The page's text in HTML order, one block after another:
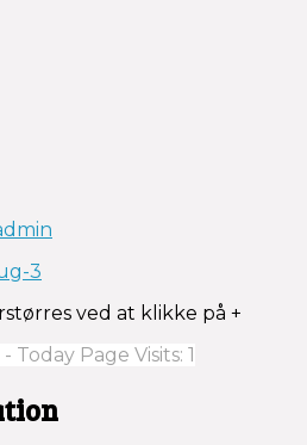
3
ved at klikke på +
Today Page Visits: 1